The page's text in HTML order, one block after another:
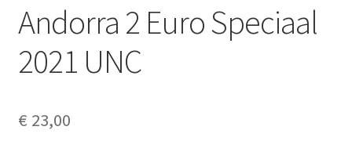
Alg. voorw.
Privacybeleid PMH Enibas
Andorra 2 Euro Speciaal
2021 UNC
€ 23,00